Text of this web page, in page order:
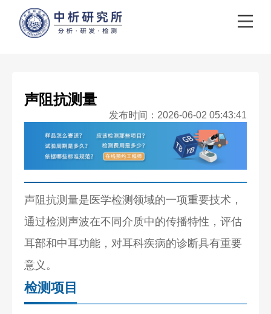
声阻抗测量
发布时间：2026-06-02 05:43:41
声阻抗测量是医学检测领域的一项重要技术，
通过检测声波在不同介质中的传播特性，评估
耳部和中耳功能，对耳科疾病的诊断具有重要
意义。
检测项目